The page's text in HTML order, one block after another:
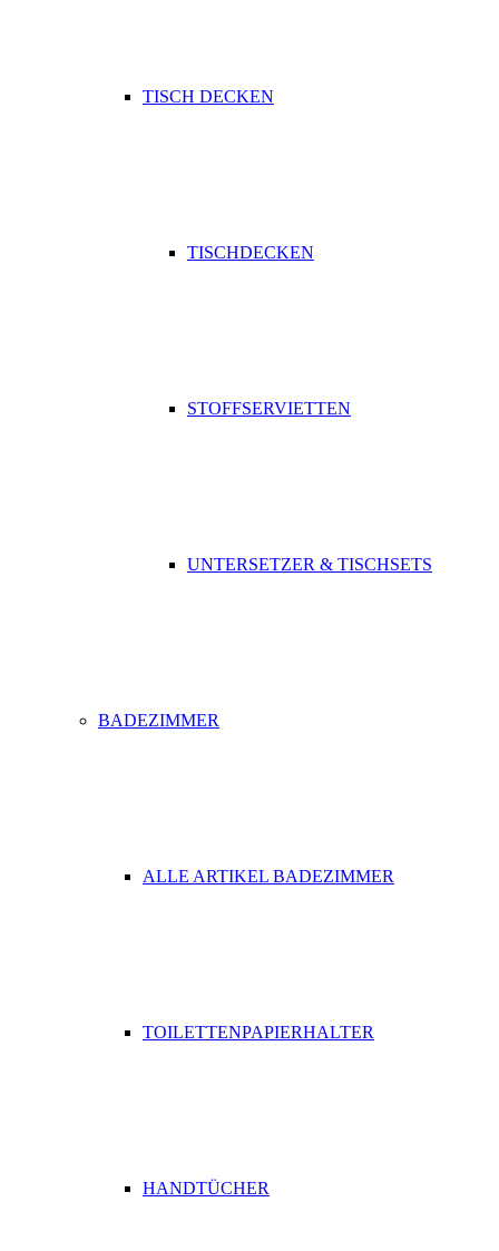
TISCH DECKEN
TISCHDECKEN
STOFFSERVIETTEN
UNTERSETZER & TISCHSETS
BADEZIMMER
ALLE ARTIKEL BADEZIMMER
TOILETTENPAPIERHALTER
HANDTÜCHER